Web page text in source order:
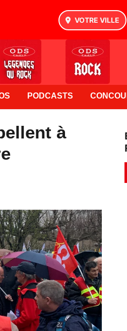
VOTRE VILLE
PODCASTS
à